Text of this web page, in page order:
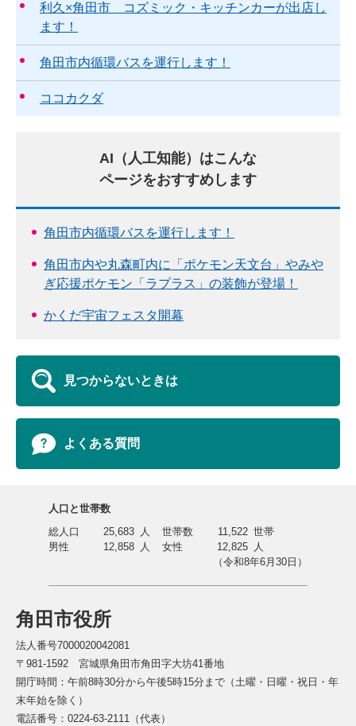
利久×角田市 コズミック・キッチンカーが出店し
ます！
角田市内循環バスを運行します！
ココカクダ
AI（人工知能）はこんな
ページをおすすめします
角田市内循環バスを運行します！
角田市内や丸森町内に「ポケモン天文台」やみや
ぎ応援ポケモン「ラプラス」の装飾が登場！
かくだ宇宙フェスタ開幕
見つからないときは
よくある質問
角田市役所
法人番号7000020042081
〒981-1592 宮城県角田市角田字大坊41番地
開庁時間：午前8時30分から午後5時15分まで（土曜・日曜・祝日・年
末年始を除く）
電話番号：0224-63-2111（代表）
人口と世帯数
総人口
25,683 人 世帯数 11,522 世帯
男性
12,858 人 女性 12,825 人
（令和8年6月30日）